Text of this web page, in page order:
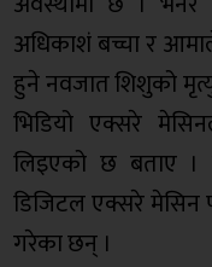
अधिकाशं बच्चा र
हुने नवजात शिशुको
भिडियो एक्सरे
लिइएको छ बताए ।
डिजिटल एक्सरे मेसिन
गरेका छन् ।